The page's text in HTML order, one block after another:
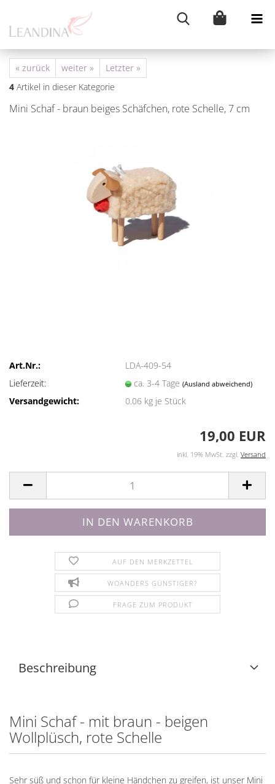
« zurück weiter »
Letzter »
4 Artikel in dieser Kategorie
Mini Schaf - braun bei­ges Schäf­chen, rote Schel­le, 7 cm
Art.Nr.:
LDA-409-54
Lieferzeit:
ca. 3-4 Tage(Ausland abweichend)
Versandgewicht: 0.06 kg je Stück
19,00 EUR
inkl. 19% MwSt. zzgl. Versand
AUF DEN MERKZETTEL
WOANDERS GÜNSTIGER?
FRAGE ZUM PRODUKT
Beschreibung
Mini Schaf - mit braun - beigen
Wollplüsch, rote Schelle
Sehr süß und schon für kleine Händchen zu greifen, ist unser Mini